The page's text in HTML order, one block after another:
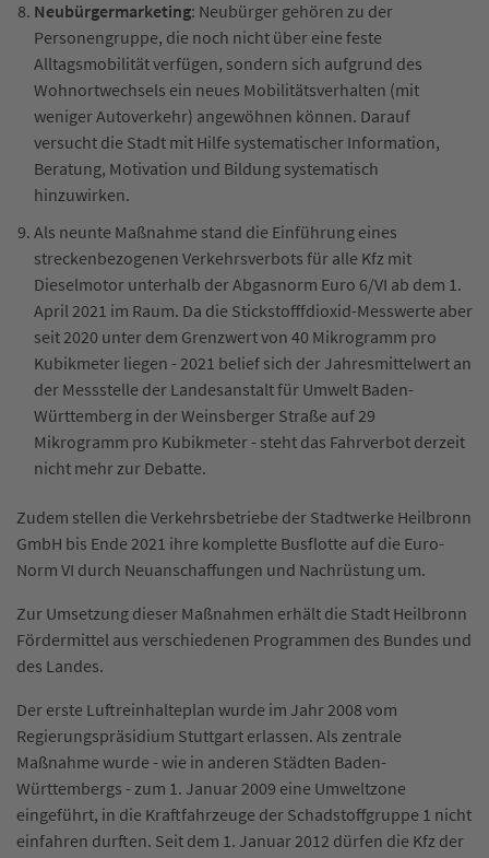
Neubürgermarketing: Neubürger gehören zu der
Personengruppe, die noch nicht über eine feste
Alltagsmobilität verfügen, sondern sich aufgrund des
Wohnortwechsels ein neues Mobilitätsverhalten (mit
weniger Autoverkehr) angewöhnen können. Darauf
versucht die Stadt mit Hilfe systematischer Information,
Beratung, Motivation und Bildung systematisch
hinzuwirken.
Als neunte Maßnahme stand die Einführung eines
streckenbezogenen Verkehrsverbots für alle Kfz mit
Dieselmotor unterhalb der Abgasnorm Euro 6/VI ab dem 1.
April 2021 im Raum. Da die Stickstofffdioxid-Messwerte aber
seit 2020 unter dem Grenzwert von 40 Mikrogramm pro
Kubikmeter liegen - 2021 belief sich der Jahresmittelwert an
der Messstelle der Landesanstalt für Umwelt Baden-
Württemberg in der Weinsberger Straße auf 29
Mikrogramm pro Kubikmeter - steht das Fahrverbot derzeit
nicht mehr zur Debatte.
Zudem stellen die Verkehrsbetriebe der Stadtwerke Heilbronn
GmbH bis Ende 2021 ihre komplette Busflotte auf die Euro-
Norm VI durch Neuanschaffungen und Nachrüstung um.
Zur Umsetzung dieser Maßnahmen erhält die Stadt Heilbronn
Fördermittel aus verschiedenen Programmen des Bundes und
des Landes.
Der erste Luftreinhalteplan wurde im Jahr 2008 vom
Regierungspräsidium Stuttgart erlassen. Als zentrale
Maßnahme wurde - wie in anderen Städten Baden-
Württembergs - zum 1. Januar 2009 eine Umweltzone
eingeführt, in die Kraftfahrzeuge der Schadstoffgruppe 1 nicht
einfahren durften. Seit dem 1. Januar 2012 dürfen die Kfz der